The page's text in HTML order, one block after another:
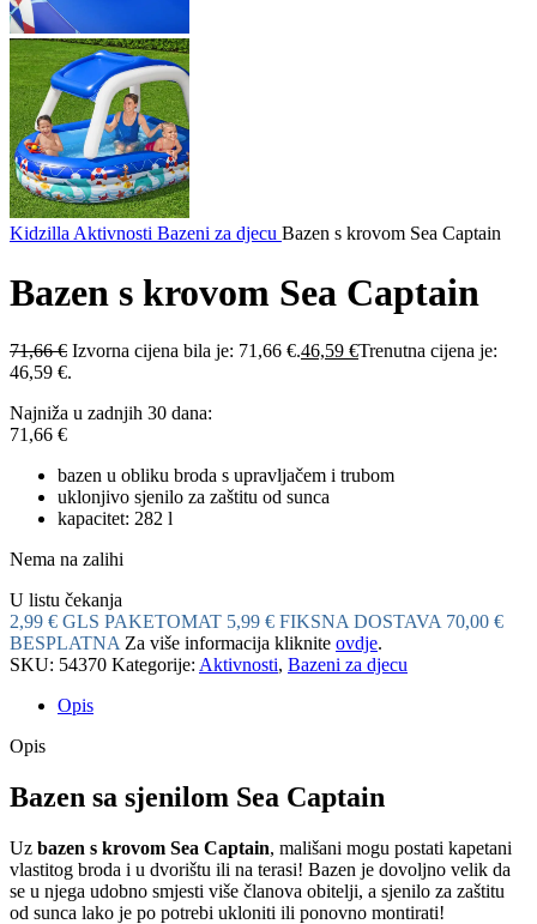
Kidzilla Aktivnosti Bazeni za djecu Bazen s krovom Sea Captain
Bazen s krovom Sea Captain
71,66€ Izvorna cijena bila je: 71,66 €.46,59 €Trenutna cijena je:
46,59 €.
Najniža u zadnjih 30 dana:
71,66 €
bazen u obliku broda s upravljačem i trubom
uklonjivo sjenilo za zaštitu od sunca
kapacitet: 282 l
Nema na zalihi
U listu čekanja
2,99 € GLS PAKETOMAT 5,99 € FIKSNA DOSTAVA 70,00 €
BESPLATNA Za više informacija kliknite ovdje.
SKU: 54370 Kategorije: Aktivnosti, Bazeni za djecu
Opis
Opis
Bazen sa sjenilom Sea Captain
Uz bazen s krovom Sea Captain, mališani mogu postati kapetani
vlastitog broda i u dvorištu ili na terasi! Bazen je dovoljno velik da
se u njega udobno smjesti više članova obitelji, a sjenilo za zaštitu
od sunca lako je po potrebi ukloniti ili ponovno montirati!